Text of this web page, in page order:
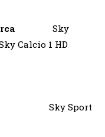
Sky
Calcio 1 HD
Sky Sport